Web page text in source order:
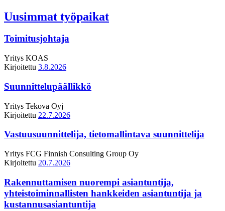
Uusimmat työpaikat
Toimitusjohtaja
Yritys KOAS
Kirjoitettu 3.8.2026
Suunnittelupäällikkö
Yritys Tekova Oyj
Kirjoitettu 22.7.2026
Vastuusuunnittelija, tietomallintava suunnittelija
Yritys FCG Finnish Consulting Group Oy
Kirjoitettu 20.7.2026
Rakennuttamisen nuorempi asiantuntija,
yhteistoiminnallisten hankkeiden asiantuntija ja
kustannusasiantuntija